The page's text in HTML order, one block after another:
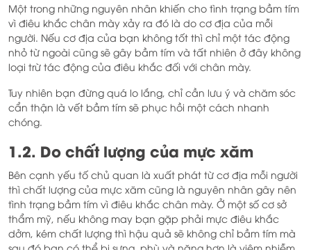
Một trong những nguyên nhân khiến cho tình trạng bầm tím
vì điêu khắc chân mày xảy ra đó là do cơ địa của mỗi
người. Nếu cơ địa của bạn không tốt thì chỉ một tác động
nhỏ từ ngoài cũng sẽ gây bầm tím và tất nhiên ở đây không
loại trừ tác động của điêu khắc đối với chân mày.
Tuy nhiên bạn đừng quá lo lắng, chỉ cần lưu ý và chăm sóc
cẩn thận là vết bầm tím sẽ phục hồi một cách nhanh
chóng.
1.2. Do chất lượng của mực xăm
Bên cạnh yếu tố chủ quan là xuất phát từ cơ địa mỗi người
thì chất lượng của mực xăm cũng là nguyên nhân gây nên
tình trạng bầm tím vì điêu khắc chân mày. Ở một số cơ sở
thẩm mỹ, nếu không may bạn gặp phải mực điêu khắc
dởm, kém chất lượng thì hậu quả sẽ không chỉ bầm tím mà